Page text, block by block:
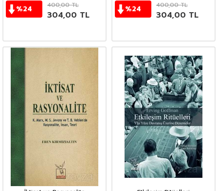
%24 400,00TL
304,00 TL
%24 400,00TL
304,00 TL